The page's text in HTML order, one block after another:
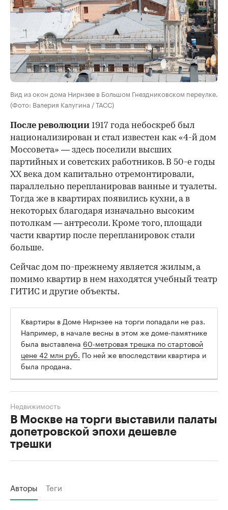
Вид из окон дома Нирнзее в Большом Гнездниковском переулке.
(Фото: Валерия Калугина / ТАСС)
После революции 1917 года небоскреб был
национализирован и стал известен как «4-й дом
Моссовета» — здесь поселили высших
партийных и советских работников. В 50-е годы
ХХ века дом капитально отремонтировали,
параллельно перепланировав ванные и туалеты.
Тогда же в квартирах появились кухни, а в
некоторых благодаря изначально высоким
потолкам — антресоли. Кроме того, площади
части квартир после перепланировок стали
больше.
Сейчас дом по-прежнему является жилым, а
помимо квартир в нем находятся учебный театр
ГИТИС и другие объекты.
Квартиры в Доме Нирнзее на торги попадали не раз.
Например, в начале весны в этом же доме-памятнике
была выставлена 60-метровая трешка по стартовой
цене 42 млн руб. По ней же впоследствии квартира и
была продана.
В Москве на торги выставили палаты
допетровской эпохи дешевле
трешки
Недвижимость
Авторы Теги